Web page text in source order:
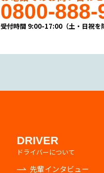
0800-888-
受付時間 9:00-17:00（土・日祝を
DRIVER
ドライバーについて
先輩インタビュー